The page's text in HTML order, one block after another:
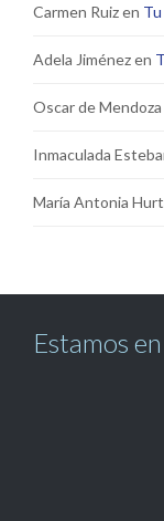
Carmen Ruizen
Adela Jiménezen
Oscar de Mendoza
Inmaculada
María Antonia
Estamos